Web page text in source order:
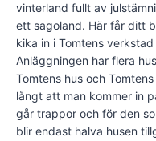
vinterland fullt av
ett sagoland. Här får ditt
kika in i Tomtens
Anläggningen har flera
Tomtens hus och
långt att man kommer in
går trappor och för den
blir endast halva husen